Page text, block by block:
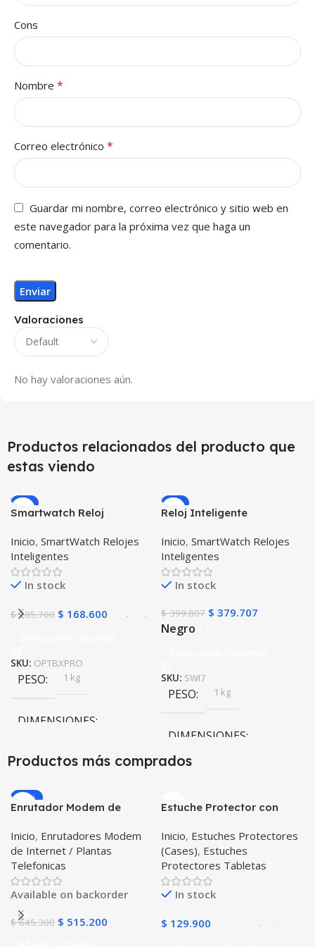
Valoraciones
No hay valoraciones aún.
Cons
Nombre *
Correo electrónico *
Guardar mi nombre, correo electrónico y sitio web en
este navegador para la próxima vez que haga un
comentario.
Productos relacionados del producto que
estas viendo
-9%
Smartwatch Reloj
BAND X PRO™
(Smartwatch p70)
Compatible Android IOS
Inicio, SmartWatch Relojes
Inteligentes
In stock
$185.700 $ 168.600
SKU: OPTBXPRO
PESO 1 kg
DIMENSIONES
10 × 10 × 10 cm
COLOR
-5%
Reloj Inteligente
Incluye Pulso y Estuche
protector – GPS
Inicio, SmartWatch Relojes
Inteligentes
In stock
$399.807 $ 379.707
Negro
SKU: SWI7
PESO 1 kg
DIMENSIONES
COLOR Negro ,Rosa
PULSO ADICIONAL
Goma , Metalizado
Productos más comprados
-20%
Enrutador Modem de
Libre Todo Operador 4G
LTE SIMCARD
Inicio, Enrutadores Modem
de Internet / Plantas
Telefonicas
Available on backorder
$645.300 $ 515.200
Estuche Protector con
Tablet Samsung Galaxy
Tab A8 10.5 2021 – 2022
SM-x200 SM-x205 Anti
golpes con soporte
Inicio, Estuches Protectores
(Cases), Estuches
Protectores Tabletas
In stock
$ 129.900